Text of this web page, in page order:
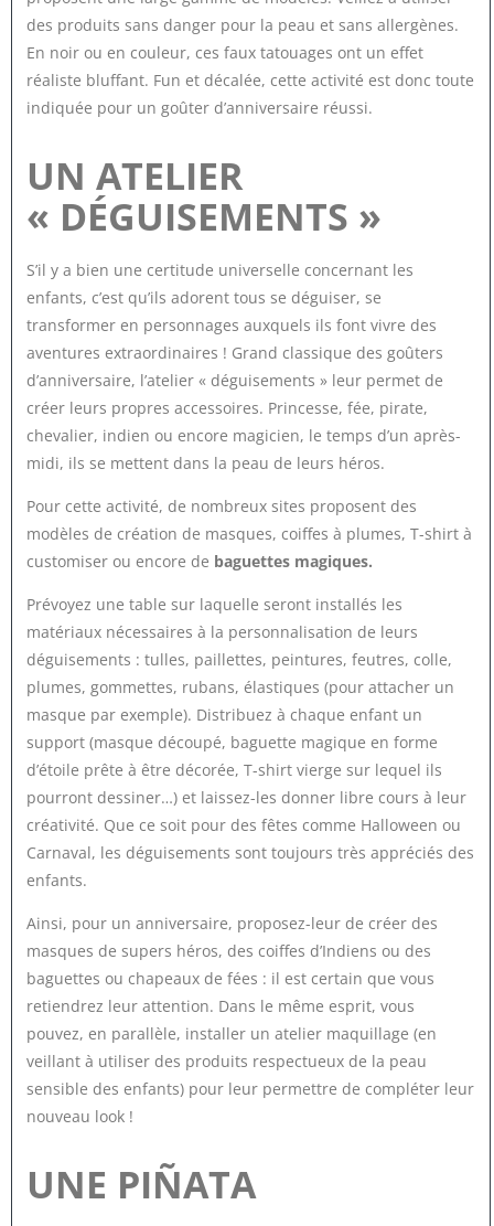
des produits sans danger pour la peau et sans allergènes.
En noir ou en couleur, ces faux tatouages ont un effet
réaliste bluffant. Fun et décalée, cette activité est donc toute
indiquée pour un goûter d’anniversaire réussi.
UN ATELIER
« DÉGUISEMENTS »
S’il y a bien une certitude universelle concernant les
enfants, c’est qu’ils adorent tous se déguiser, se
transformer en personnages auxquels ils font vivre des
aventures extraordinaires ! Grand classique des goûters
d’anniversaire, l’atelier « déguisements » leur permet de
créer leurs propres accessoires. Princesse, fée, pirate,
chevalier, indien ou encore magicien, le temps d’un après-
midi, ils se mettent dans la peau de leurs héros.
Pour cette activité, de nombreux sites proposent des
modèles de création de masques, coiffes à plumes, T-shirt à
customiser ou encore de baguettes magiques.
Prévoyez une table sur laquelle seront installés les
matériaux nécessaires à la personnalisation de leurs
déguisements : tulles, paillettes, peintures, feutres, colle,
plumes, gommettes, rubans, élastiques (pour attacher un
masque par exemple). Distribuez à chaque enfant un
support (masque découpé, baguette magique en forme
d’étoile prête à être décorée, T-shirt vierge sur lequel ils
pourront dessiner…) et laissez-les donner libre cours à leur
créativité. Que ce soit pour des fêtes comme Halloween ou
Carnaval, les déguisements sont toujours très appréciés des
enfants.
Ainsi, pour un anniversaire, proposez-leur de créer des
masques de supers héros, des coiffes d’Indiens ou des
baguettes ou chapeaux de fées : il est certain que vous
retiendrez leur attention. Dans le même esprit, vous
pouvez, en parallèle, installer un atelier maquillage (en
veillant à utiliser des produits respectueux de la peau
sensible des enfants) pour leur permettre de compléter leur
nouveau look !
UNE PIÑATA